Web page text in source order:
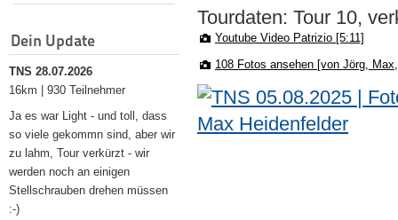
Dein Update
TNS 28.07.2026
16km | 930 Teilnehmer
Ja es war Light - und toll, dass
so viele gekommn sind, aber wir
zu lahm, Tour verkürzt - wir
werden noch an einigen
Stellschrauben drehen müssen
:-)
Tourdaten: Tour 10,
Youtube Video Patrizio [5:11]
108 Fotos ansehen [von Jörg,